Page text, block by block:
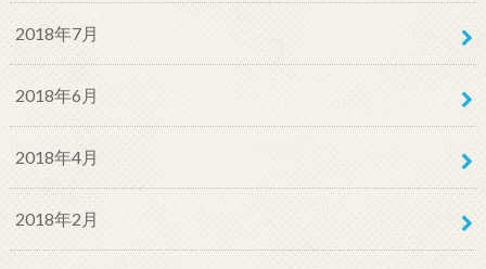
2018年7月
2018年6月
2018年4月
2018年2月